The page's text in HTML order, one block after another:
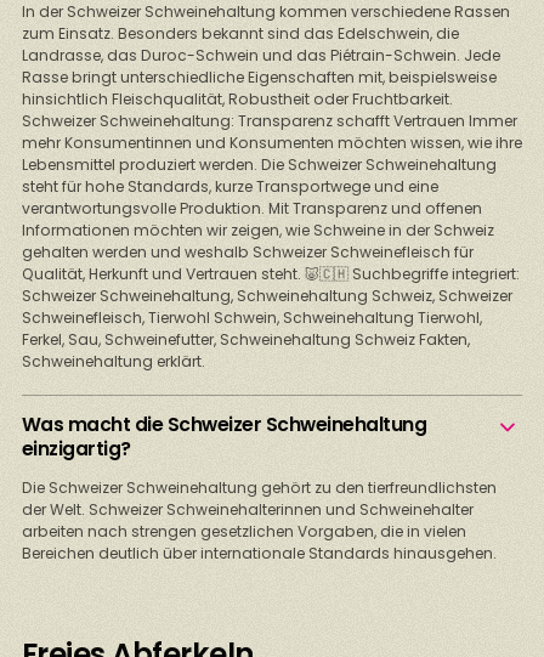
In der Schweizer Schweinehaltung kommen verschiedene Rassen
zum Einsatz. Besonders bekannt sind das Edelschwein, die
Landrasse, das Duroc-Schwein und das Piétrain-Schwein. Jede
Rasse bringt unterschiedliche Eigenschaften mit, beispielsweise
hinsichtlich Fleischqualität, Robustheit oder Fruchtbarkeit.
Schweizer Schweinehaltung: Transparenz schafft Vertrauen Immer
mehr Konsumentinnen und Konsumenten möchten wissen, wie ihre
Lebensmittel produziert werden. Die Schweizer Schweinehaltung
steht für hohe Standards, kurze Transportwege und eine
verantwortungsvolle Produktion. Mit Transparenz und offenen
Informationen möchten wir zeigen, wie Schweine in der Schweiz
gehalten werden und weshalb Schweizer Schweinefleisch für
Qualität, Herkunft und Vertrauen steht. 🐷🇨🇭 Suchbegriffe integriert:
Schweizer Schweinehaltung, Schweinehaltung Schweiz, Schweizer
Schweinefleisch, Tierwohl Schwein, Schweinehaltung Tierwohl,
Ferkel, Sau, Schweinefutter, Schweinehaltung Schweiz Fakten,
Schweinehaltung erklärt.
Was macht die Schweizer Schweinehaltung
einzigartig?
Die Schweizer Schweinehaltung gehört zu den tierfreundlichsten
der Welt. Schweizer Schweinehalterinnen und Schweinehalter
arbeiten nach strengen gesetzlichen Vorgaben, die in vielen
Bereichen deutlich über internationale Standards hinausgehen.